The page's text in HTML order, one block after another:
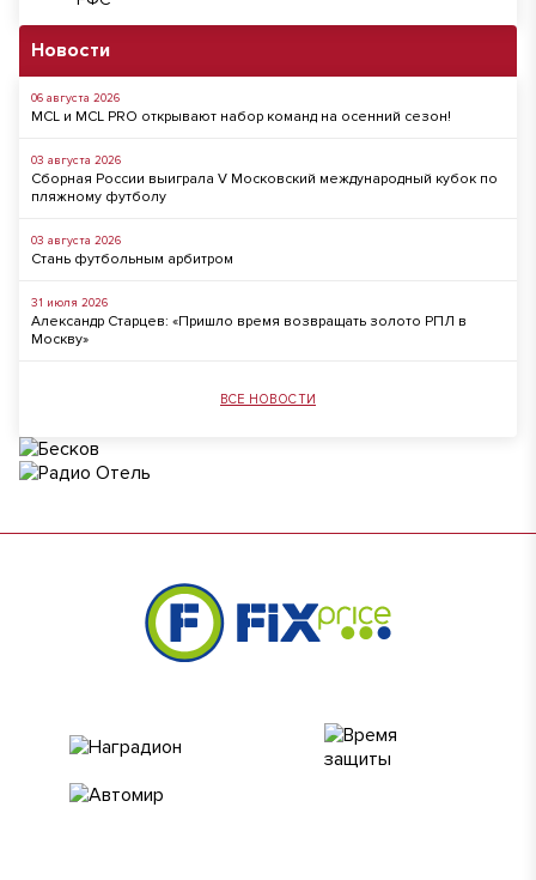
Новости
06 августа 2026
MCL и MCL PRO открывают набор команд на осенний сезон!
03 августа 2026
Сборная России выиграла V Московский международный кубок по
пляжному футболу
03 августа 2026
Стань футбольным арбитром
31 июля 2026
Александр Старцев: «Пришло время возвращать золото РПЛ в
Москву»
ВСЕ НОВОСТИ